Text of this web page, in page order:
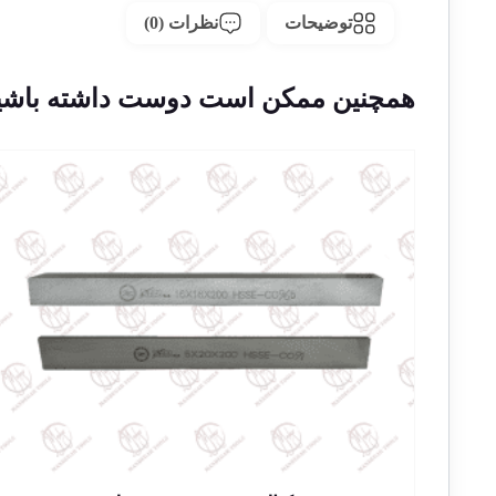
توضیحات نظرات (0)
همچنین ممکن است دوست داشته